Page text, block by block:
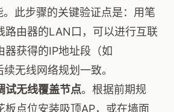
。此步骤的关键验证点是：用笔
路由器的LAN口，可以进行互联
器获得的IP地址段（如
无线网络规划一致。
试无线覆盖节点。根据前期规
板点位安装吸顶AP，或在墙面